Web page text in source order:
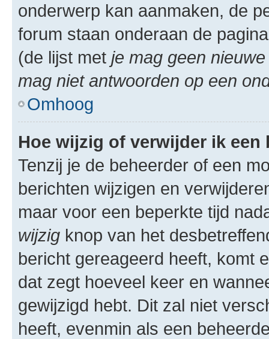
onderwerp kan aanmaken, de
forum staan onderaan de
(de lijst met je mag geen
mag niet antwoorden op een
Omhoog
Hoe wijzig of verwijder ik een
Tenzij je de beheerder of een
berichten wijzigen en
maar voor een beperkte tijd
wijzig knop van het
bericht gereageerd heeft, komt
dat zegt hoeveel keer en
gewijzigd hebt. Dit zal niet
heeft, evenmin als een